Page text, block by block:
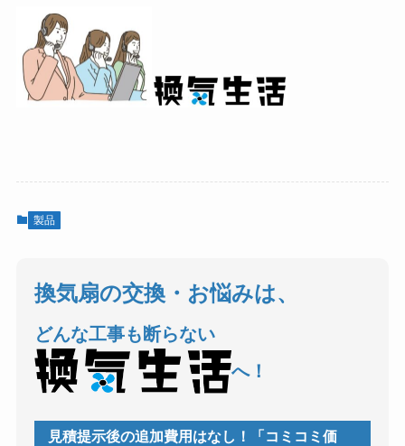
製品
換気扇の交換・お悩みは、
どんな工事も断らない
へ！
見積提示後の追加費用はなし！「コミコミ価